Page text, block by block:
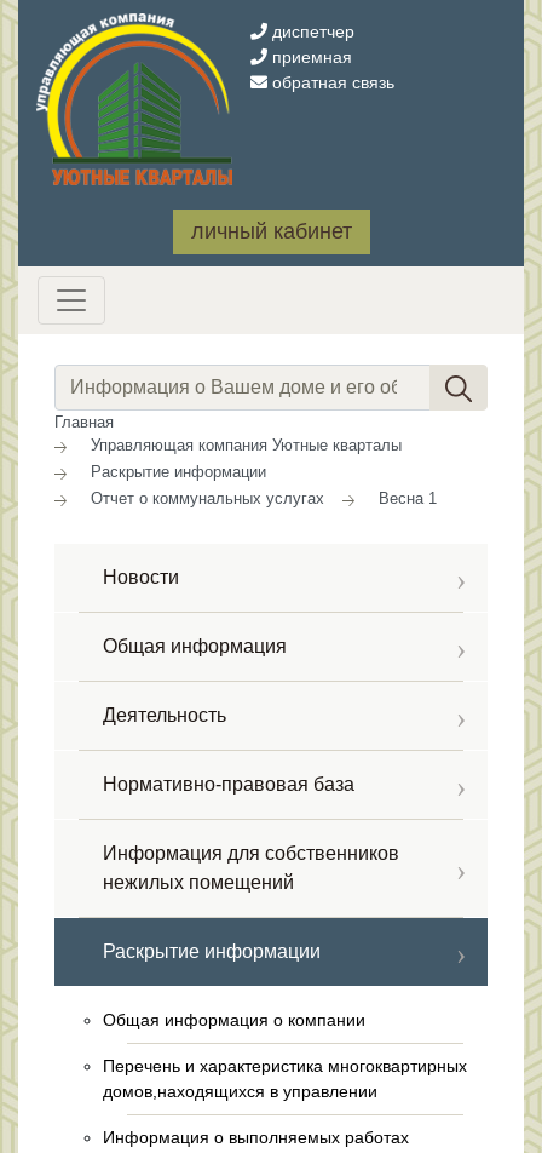
диспетчер
приемная
обратная связь
личный кабинет
Главная
Управляющая компания Уютные кварталы
Раскрытие информации
Отчет о коммунальных услугах
Весна 1
Новости
Общая информация
Деятельность
Нормативно-правовая база
Информация для собственников
нежилых помещений
Раскрытие информации
Общая информация о компании
Перечень и характеристика многоквартирных
домов,находящихся в управлении
Информация о выполняемых работах